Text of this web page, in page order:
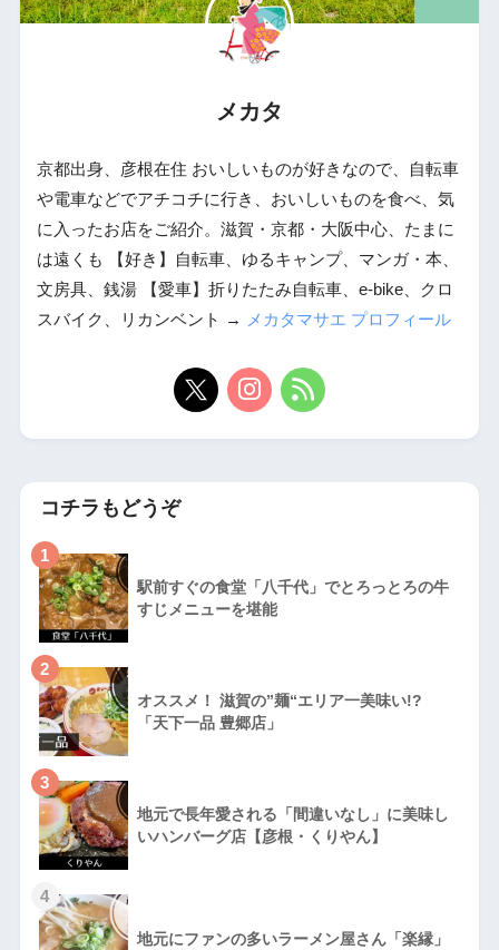
メカタ
京都出身、彦根在住 おいしいものが好きなので、自転車
や電車などでアチコチに行き、おいしいものを食べ、気
に入ったお店をご紹介。滋賀・京都・大阪中心、たまに
は遠くも 【好き】自転車、ゆるキャンプ、マンガ・本、
文房具、銭湯 【愛車】折りたたみ自転車、e-bike、クロ
スバイク、リカンベント →
メカタマサエ プロフィール
コチラもどうぞ
1
駅前すぐの食堂「八千代」でとろっとろの牛
すじメニューを堪能
2
オススメ！ 滋賀の”麺“エリア一美味い!?
「天下一品 豊郷店」
3
地元で長年愛される「間違いなし」に美味し
いハンバーグ店【彦根・くりやん】
4
地元にファンの多いラーメン屋さん「楽縁」